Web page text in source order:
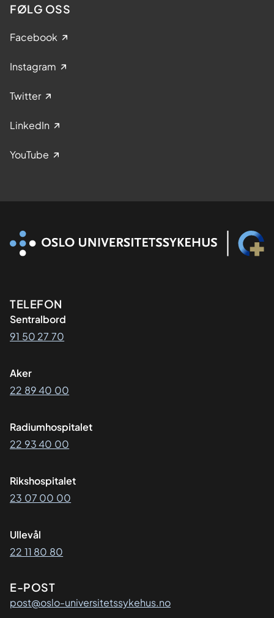
FØLG OSS
Facebook
Instagram
Twitter
LinkedIn
YouTube
Kontaktinformasjon
TELEFON
Sentralbord
91 50 27 70
Aker
22 89 40 00
Radiumhospitalet
22 93 40 00
Rikshospitalet
23 07 00 00
Ullevål
22 11 80 80
E-POST
post@oslo-universitetssykehus.no